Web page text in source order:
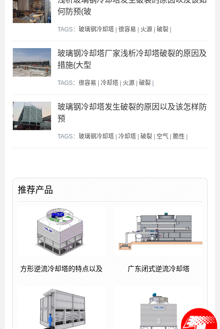
何防预(玻
TAGS： 玻璃钢冷却塔 | 很容易 | 火源 | 破裂 |
玻璃钢冷却塔厂家浅析冷却塔破裂的原因及
措施(大型
TAGS： 很容易 | 冷却塔 | 火源 | 破裂 |
玻璃钢冷却塔发生破裂的原因以及该怎样防
预
TAGS： 玻璃钢冷却塔 | 冷却塔 | 破裂 | 空气 | 脆性 |
推荐产品
方形逆流冷却塔的特点以及 广东闭式逆流冷却塔